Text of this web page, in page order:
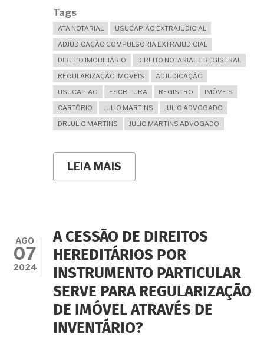
Tags
ATA NOTARIAL
USUCAPIÃO EXTRAJUDICIAL
ADJUDICAÇÃO COMPULSORIA EXTRAJUDICIAL
DIREITO IMOBILIÁRIO
DIREITO NOTARIAL E REGISTRAL
REGULARIZAÇÃO IMOVEIS
ADJUDICAÇÃO
USUCAPIAO
ESCRITURA REGISTRO
IMÓVEIS
CARTÓRIO
JULIO MARTINS
JULIO ADVOGADO
DR JULIO MARTINS
JULIO MARTINS ADVOGADO
LEIA MAIS
ATA
E
PARA
ADJUDICAÇÃO
COMPULSÓRIA
EXTRAJUDICIAL:
É
TUDO
A
MESMA
COISA?
AGO
07
2024
A CESSÃO DE DIREITOS
HEREDITÁRIOS POR
INSTRUMENTO PARTICULAR
SERVE PARA REGULARIZAÇÃO
DE IMÓVEL ATRAVÉS DE
INVENTÁRIO?